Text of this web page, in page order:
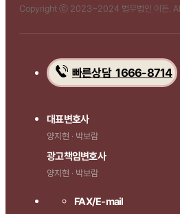
Copyright ⓒ 2023~2024 법무법인 이든.
빠른상담 1666-8714
대표변호사
양지현 · 박보람
광고책임변호사
양지현 · 박보람
FAX/E-mail